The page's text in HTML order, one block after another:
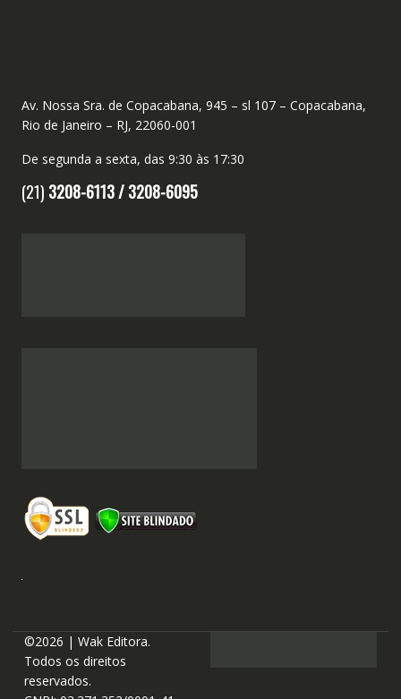
Av. Nossa Sra. de Copacabana, 945 – sl 107 – Copacabana,
Rio de Janeiro – RJ, 22060-001
De segunda a sexta, das 9:30 às 17:30
(21) 3208-6113 /3208-6095
©2026 | Wak Editora.
Todos os direitos
reservados.